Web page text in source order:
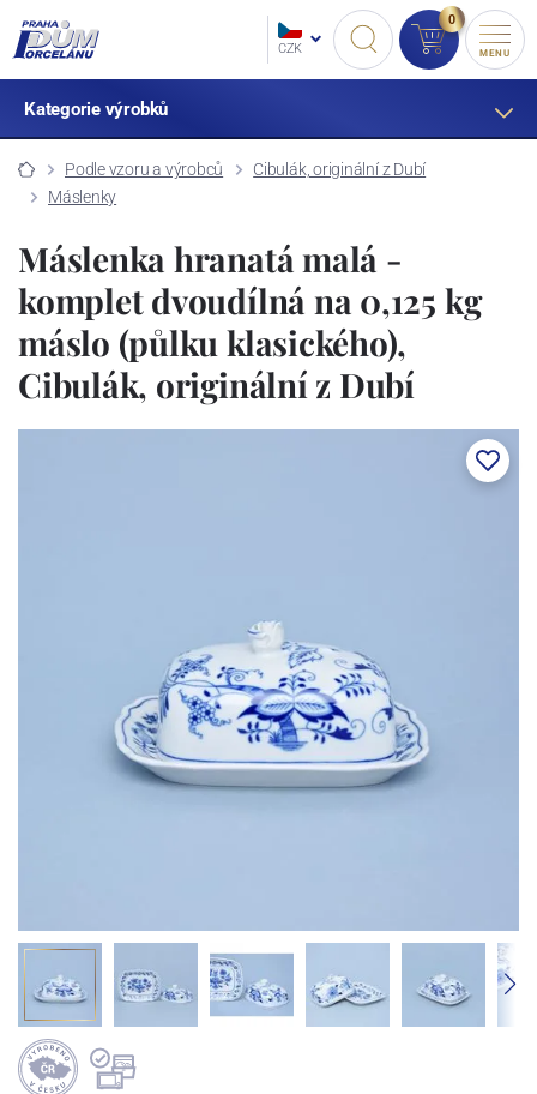
CZK
0
MENU
Kategorie výrobků
Podle vzoru a výrobců
Cibulák, originální z Dubí
Máslenky
Máslenka hranatá malá -
komplet dvoudílná na 0,125 kg
máslo (půlku klasického),
Cibulák, originální z Dubí